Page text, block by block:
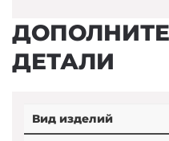
ДЕТАЛИ
Вид изделий